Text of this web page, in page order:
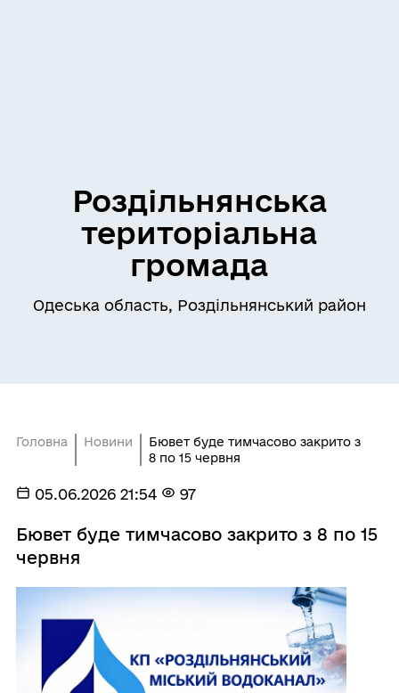
Роздільнянська
територіальна
громада
Одеська область, Роздільнянський район
Головна Новини
Бювет буде тимчасово закрито з
8 по 15 червня
05.06.2026 21:54 97
Бювет буде тимчасово закрито з 8 по 15
червня